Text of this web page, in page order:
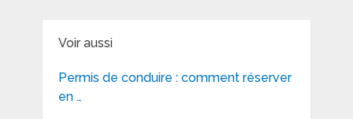
Voir aussi
Permis de conduire : comment réserver
en …